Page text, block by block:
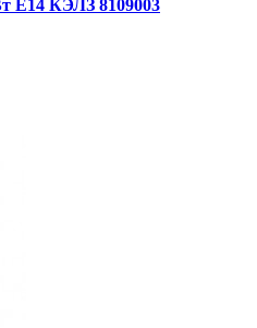
E14 КЭЛЗ 8109003